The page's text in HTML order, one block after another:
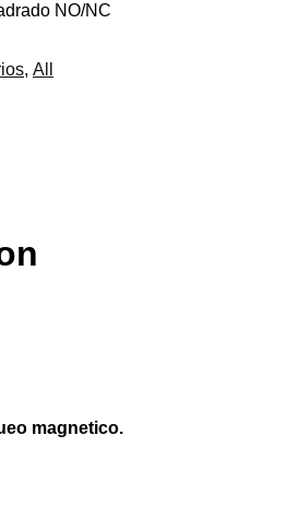
NO/NC
, All
magnetico.